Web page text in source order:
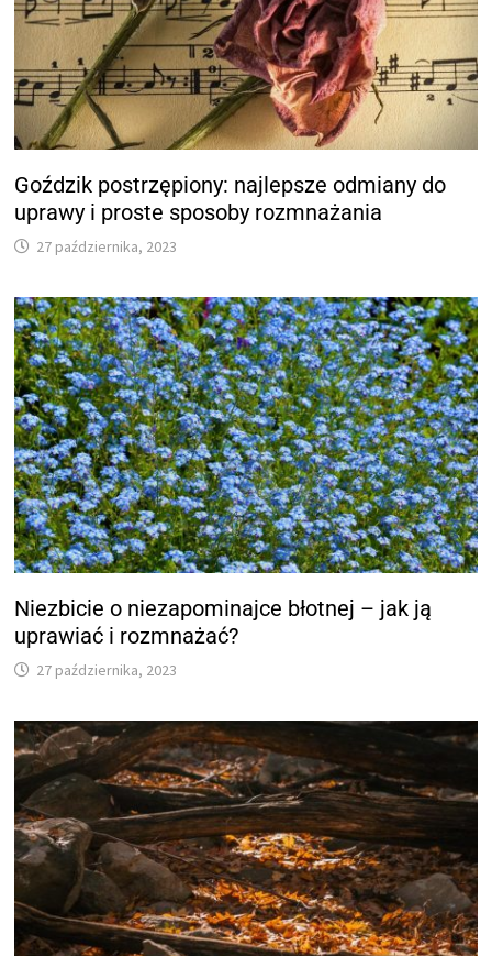
Goździk postrzępiony: najlepsze odmiany do
uprawy i proste sposoby rozmnażania
27 października, 2023
Niezbicie o niezapominajce błotnej – jak ją
uprawiać i rozmnażać?
27 października, 2023